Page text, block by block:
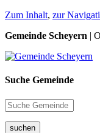
Zum Inhalt, zur
Gemeinde Scheyern |
Suche Gemeinde
suchen